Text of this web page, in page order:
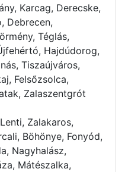
Karcag, Derecske,
Debrecen,
Téglás,
Hajdúdorog,
Tiszaújváros,
Felsőzsolca,
Zalaszentgrót
Zalakaros,
Böhönye, Fonyód,
Nagyhalász,
Mátészalka,